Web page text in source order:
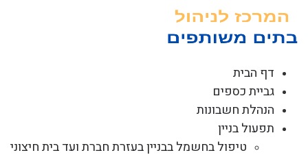
דף הבית
גביית כספים
הנהלת חשבונות
תפעול בניין
טיפול בחשמל בבניין בעזרת חברת ועד בית חיצוני